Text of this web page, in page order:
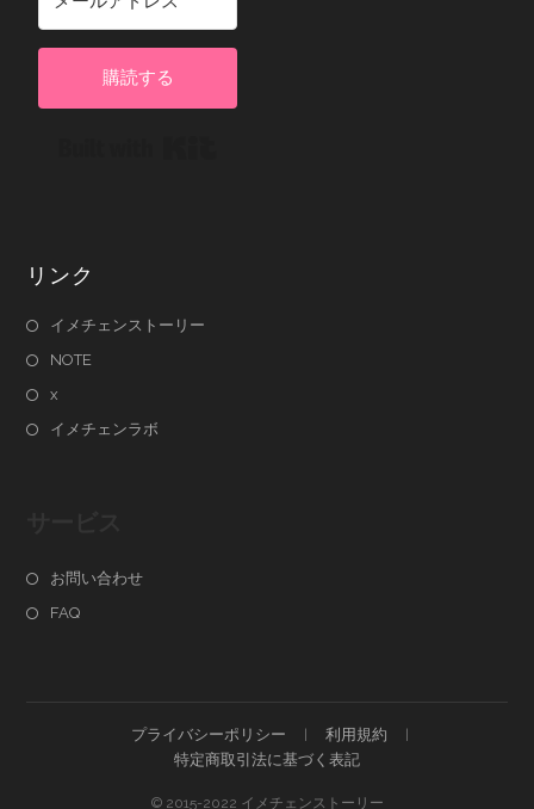
購読する
リンク
イメチェンストーリー
NOTE
x
イメチェンラボ
お問い合わせ
FAQ
プライバシーポリシー
利用規約
特定商取引法に基づく表記
© 2015-2022 イメチェンストーリー